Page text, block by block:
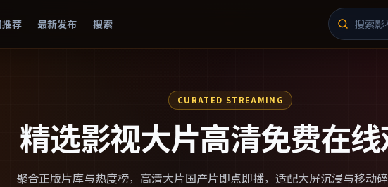
荐 最新发布 搜索
CURATED STREAMING
精选影视大片高清免费在
聚合正版片库与热度榜， 高清大片国产片即点即播，适配大屏沉浸与移动